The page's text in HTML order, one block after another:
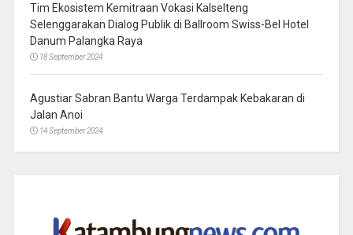
Tim Ekosistem Kemitraan Vokasi Kalselteng
Selenggarakan Dialog Publik di Ballroom Swiss-Bel Hotel
Danum Palangka Raya
18 September 2024
Agustiar Sabran Bantu Warga Terdampak Kebakaran di
Jalan Anoi
14 September 2024